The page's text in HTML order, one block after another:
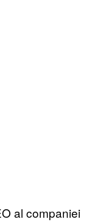
al companiei